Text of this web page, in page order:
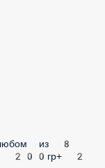
на выбор +